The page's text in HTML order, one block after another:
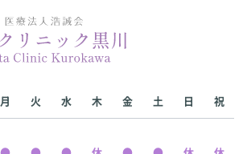
月 火 水 木 金 土 日 祝